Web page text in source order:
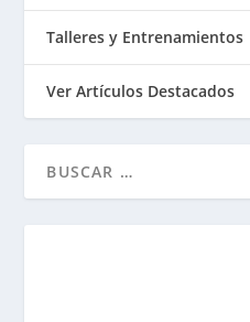
Talleres y Entrenamientos
Ver Artículos Destacados